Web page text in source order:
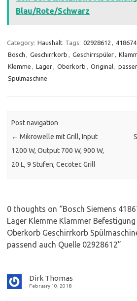
Blau/Rote/Schwarz
Category: Haushalt Tags: 02928612 , 418674
Bosch , Geschirrkorb , Geschirrspüler,
Klemme , Lager, Oberkorb , Original,
Spülmaschine
Post navigation
← Mikrowelle mit Grill, Input
1200 W, Output 700 W, 900 W,
20 L, 9 Stufen, Cecotec Grill
0 thoughts on “Bosch Siemens
Lager Klemme Klammer
Oberkorb Geschirrkorb
passend auch Quelle 02928612”
Dirk Thomas
February 10, 2018